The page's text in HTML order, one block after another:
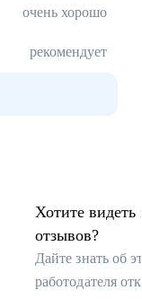
очень хорошо
рекомендует
Хотите видеть
отзывов?
Дайте знать об
работодателя